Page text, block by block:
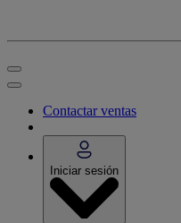
Contactar ventas
Iniciar sesión